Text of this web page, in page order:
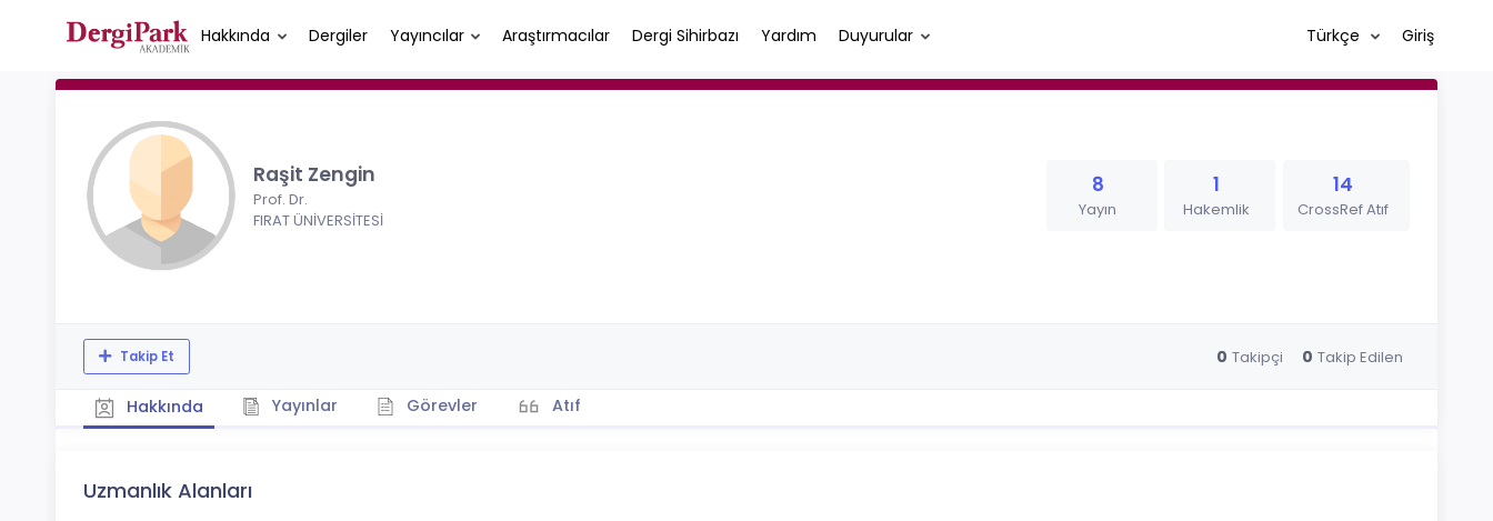
Hakkında Dergiler Yayıncılar Araştırmacılar Dergi Sihirbazı Yardım Duyurular Türkçe Giriş
Raşit Zengin
Prof. Dr.
FIRAT ÜNİVERSİTESİ
8
Yayın
1
Hakemlik
14
CrossRef Atıf
Takip Et 0 Takipçi 0 Takip Edilen
Hakkında Yayınlar Görevler Atıf
Uzmanlık Alanları